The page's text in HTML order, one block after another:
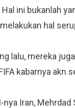
ini bukanlah
hal
lalu, mereka
kabarnya akn
nya Iran,